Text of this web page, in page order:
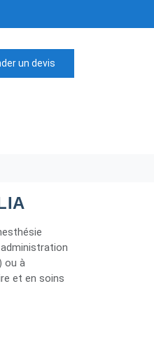
un devis
ou à
et en soins